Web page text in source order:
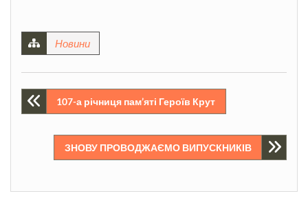
Новини
Навігація
записів
107-а річниця пам’яті Героїв Крут
ЗНОВУ ПРОВОДЖАЄМО ВИПУСКНИКІВ